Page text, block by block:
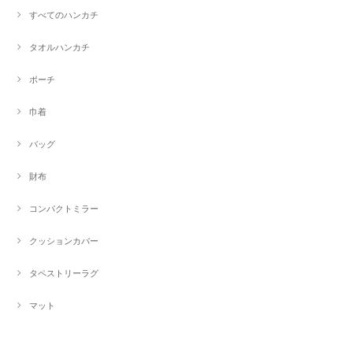
すべてのハンカチ
タオルハンカチ
ポーチ
巾着
バッグ
財布
コンパクトミラー
クッションカバー
タペストリーラグ
マット